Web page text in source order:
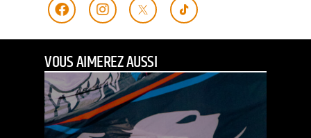
VOUS AIMEREZ AUSSI